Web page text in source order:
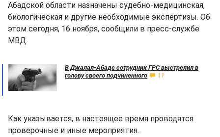
Абадской области назначены судебно-медицинская,
биологическая и другие необходимые экспертизы. Об
этом сегодня, 16 ноября, сообщили в пресс-службе
МВД.
В Джалал-Абаде сотрудник ГРС выстрелил в
голову своего подчиненного
11
Как указывается, в настоящее время проводятся
проверочные и иные мероприятия.